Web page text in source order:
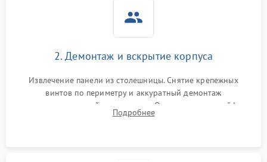
2. Демонтаж и вскрытие корпуса
Извлечение панели из столешницы. Снятие крепежных
винтов по периметру и аккуратный демонтаж
стеклокерамической поверхности. Отсоединение шлейфов
сенсорного блока для доступа к силовым платам, катушкам
Подробнее